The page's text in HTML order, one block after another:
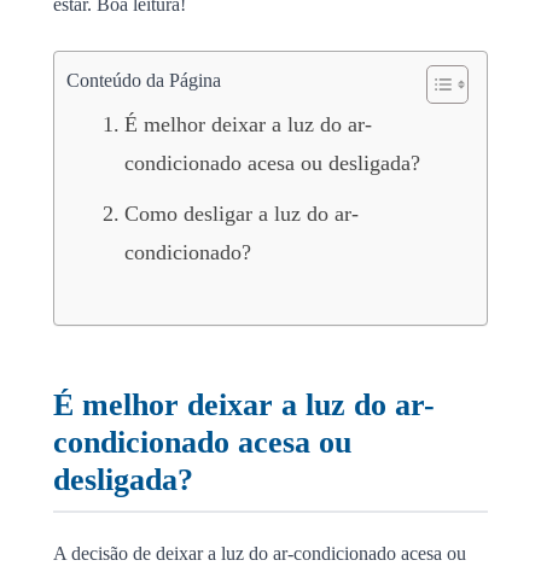
Conteúdo da Página
É melhor deixar a luz do ar-
condicionado acesa ou desligada?
Como desligar a luz do ar-
condicionado?
É melhor deixar a luz do ar-
condicionado acesa ou
desligada?
A decisão de deixar a luz do ar-condicionado acesa ou